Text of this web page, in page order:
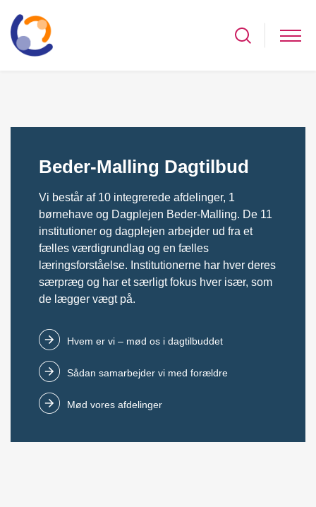
Beder-Malling Dagtilbud
Vi består af 10 integrerede afdelinger, 1
børnehave og Dagplejen Beder-Malling. De 11
institutioner og dagplejen arbejder ud fra et
fælles værdigrundlag og en fælles
læringsforståelse. Institutionerne har hver deres
særpræg og har et særligt fokus hver især, som
de lægger vægt på.
Hvem er vi – mød os i dagtilbuddet
Sådan samarbejder vi med forældre
Mød vores afdelinger